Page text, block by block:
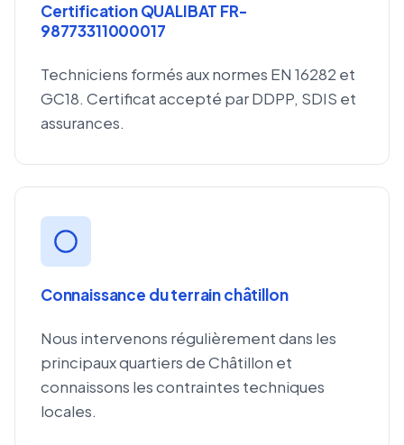
Certification QUALIBAT FR-
98773311000017
Techniciens formés aux normes EN 16282 et
GC18. Certificat accepté par DDPP, SDIS et
assurances.
Connaissance du terrain châtillon
Nous intervenons régulièrement dans les
principaux quartiers de Châtillon et
connaissons les contraintes techniques
locales.